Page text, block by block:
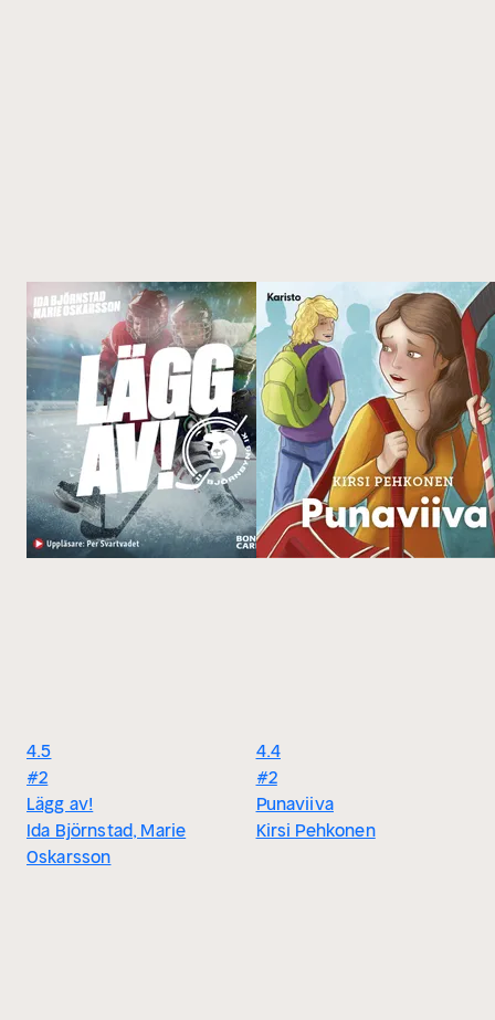
4.5
#2
Lägg av!
Ida Björnstad, Marie
Oskarsson
4.4
#2
Punaviiva
Kirsi Pehkonen